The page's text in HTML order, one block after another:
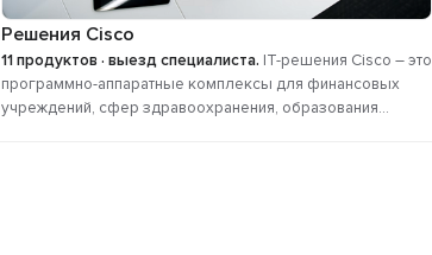
Решения Cisco
11 продуктов · выезд специалиста. IT-решения Cisco – это
программно-аппаратные комплексы для финансовых
учреждений, сфер здравоохранения, образования...